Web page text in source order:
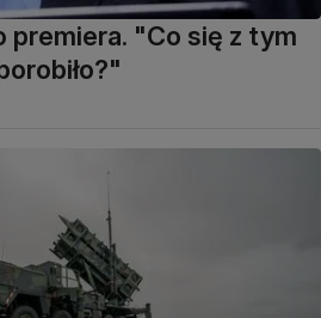
premiera. "Co się z tym